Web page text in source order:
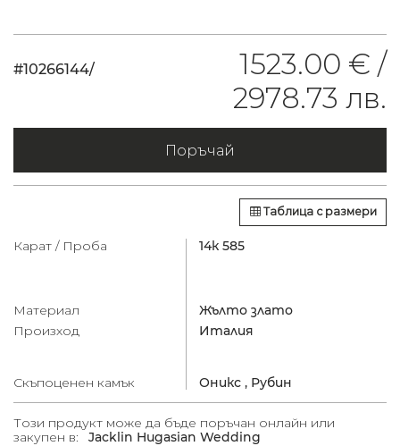
#10266144/
1523.00 € /
2978.73 лв.
Поръчай
Таблица с размери
Карат / Проба 14к 585
Материал
Жълто злато
Произход
Италия
Скъпоценен камък Оникс , Рубин
Този продукт може да бъде поръчан онлайн или
закупен в:
Jacklin Hugasian Wedding